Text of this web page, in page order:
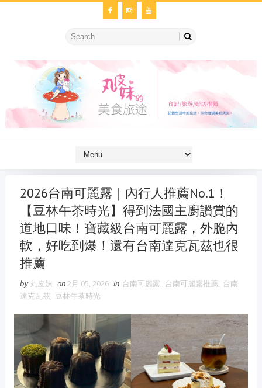
2026台南可麗露｜內行人推薦No.1！
【豆林午茶時光】得到法國主廚讚賞的
道地口味！寶藏級台南可麗露，外脆內
軟，好吃到爆！還有台南達克瓦茲也很
推薦
by 丸皮妹 on2月 05, 2026 in 台南可麗露, 台南可麗露推薦, 台南
達克瓦茲, 豆林午茶時光